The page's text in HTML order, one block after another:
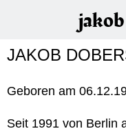
JAKOB
Geboren am
Seit 1991 von Berlin